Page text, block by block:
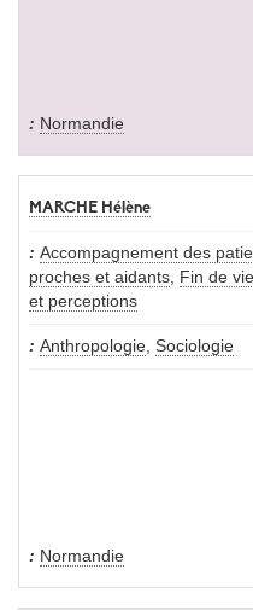
Normandie
MARCHE Hélène
Accompagnement des
proches et aidants
Fin de
et perceptions
Anthropologie Sociologie
Normandie